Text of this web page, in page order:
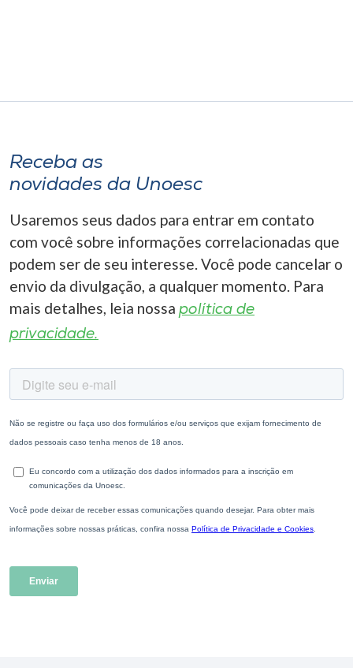
A+
Receba as
novidades da Unoesc
Usaremos seus dados para entrar em contato
com você sobre informações correlacionadas que
podem ser de seu interesse. Você pode cancelar o
envio da divulgação, a qualquer momento. Para
mais detalhes, leia nossa política de
privacidade.